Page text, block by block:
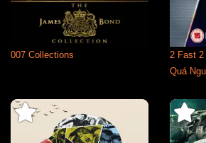
007 Collections
2 Fast 2
Quá